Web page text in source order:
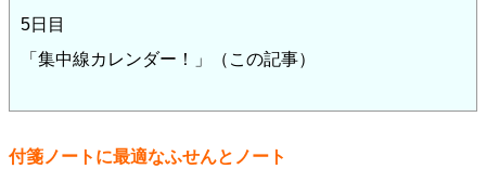
5日目
「集中線カレンダー！」（この記事）
付箋ノートに最適なふせんとノート